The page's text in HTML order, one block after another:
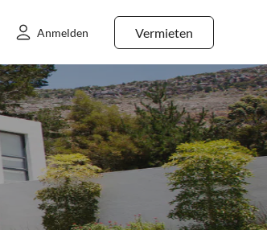
Vermieten
Anmelden